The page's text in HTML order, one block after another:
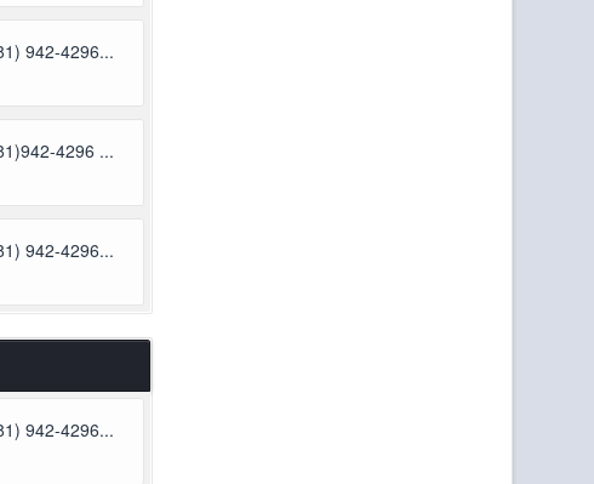
942-4296...
4296 ...
942-4296...
942-4296...